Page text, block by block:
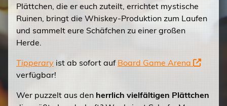
Plättchen, die er euch zuteilt, errichtet mystische
Ruinen, bringt die Whiskey-Produktion zum Laufen
und sammelt eure Schäfchen zu einer großen
Herde.
Tipperary ist ab sofort auf Board Game Arena
verfügbar!
Wer puzzelt aus den herrlich vielfältigen Plättchen